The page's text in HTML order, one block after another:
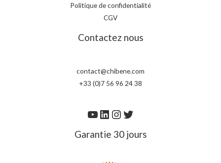
Politique de confidentialité
CGV
Contactez nous
contact@chibene.com
+33 (0)7 56 96 24 38
Garantie 30 jours